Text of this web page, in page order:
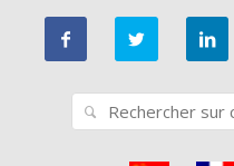
Go
navigation
Search
for: